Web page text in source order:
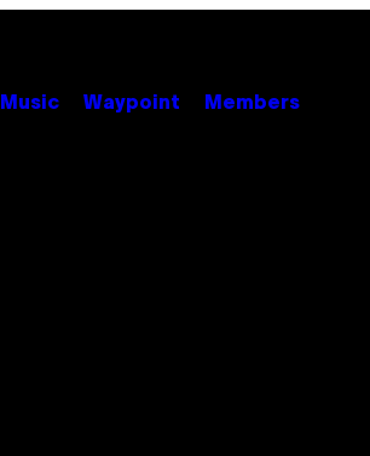
Music Waypoint Members